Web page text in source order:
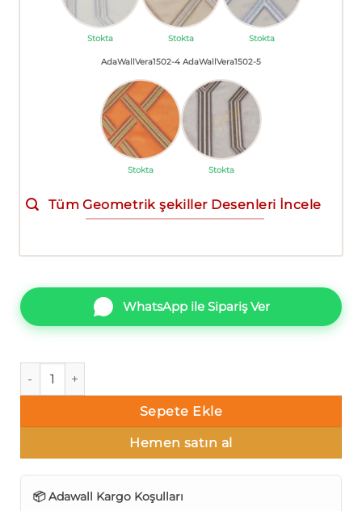
Stokta Stokta Stokta
AdaWallVera1502-4
Stokta
AdaWallVera1502-5
Stokta
Tüm Geometrik şekiller Desenleri İncele
WhatsApp ile Sipariş Ver
AdaWall Vera 1502-5 Geometrik şekiller Duvar Kağıdı 16m²
Sepete Ekle
Hemen satın al
📦 Adawall Kargo Koşulları